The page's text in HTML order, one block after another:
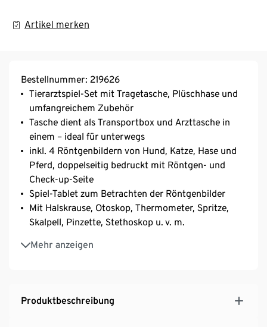
Artikel merken
Bestellnummer: 219626
Tierarztspiel-Set mit Tragetasche, Plüschhase und
umfangreichem Zubehör
Tasche dient als Transportbox und Arzttasche in
einem – ideal für unterwegs
inkl. 4 Röntgenbildern von Hund, Katze, Hase und
Pferd, doppelseitig bedruckt mit Röntgen- und
Check-up-Seite
Spiel-Tablet zum Betrachten der Röntgenbilder
Mit Halskrause, Otoskop, Thermometer, Spritze,
Skalpell, Pinzette, Stethoskop u. v. m.
Mehr anzeigen
Inkl. Zeckenzange, Salbe, Anti-Floh-Mittel,
Medizinflasche/Ampulle, Pillenblister, Karotte
beiliegendem Folienstift
Kann das kreative Rollenspiel fördern und sozial-
Produktbeschreibung